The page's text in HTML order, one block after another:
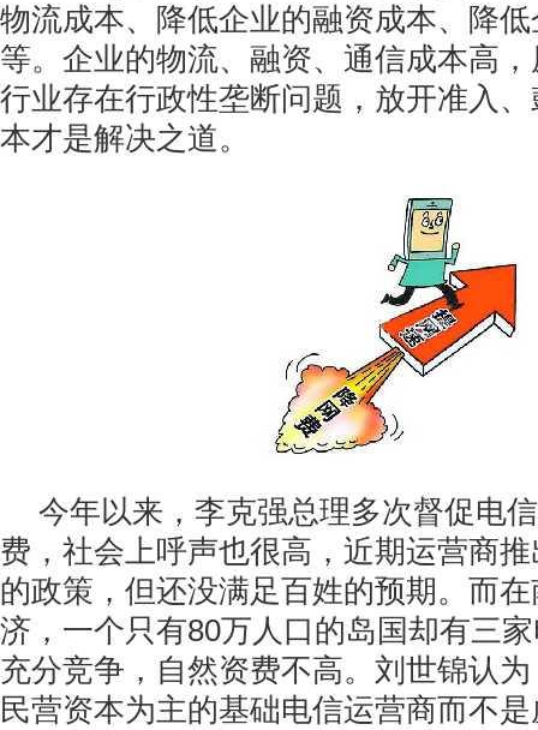
物流成本、降低企业的融资成本、降
等。企业的物流、融资、通信成本高
行业存在行政性垄断问题，放开准入
本才是解决之道。
今年以来，李克强总理多次督促电
费，社会上呼声也很高，近期运营商
的政策，但还没满足百姓的预期。而
济，一个只有80万人口的岛国却有三
充分竞争，自然资费不高。刘世锦认
民营资本为主的基础电信运营商而不